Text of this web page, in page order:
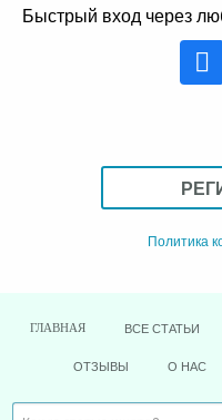
Быстрый вход через
Политика
ГЛАВНАЯ ВСЕ СТАТЬИ
ОТЗЫВЫ О НАС